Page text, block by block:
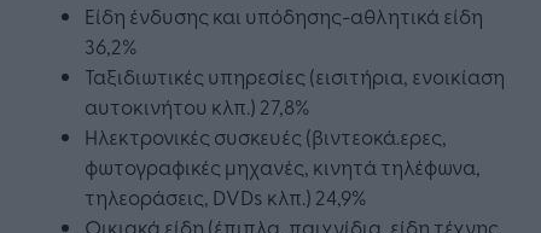
Είδη ένδυσης και υπόδησης-αθλητικά είδη
36,2%
Ταξιδιωτικές υπηρεσίες (εισιτήρια, ενοικίαση
αυτοκινήτου κλπ.) 27,8%
Ηλεκτρονικές συσκευές (βιντεοκά.ερες,
φωτογραφικές μηχανές, κινητά τηλέφωνα,
τηλεοράσεις, DVDs κλπ.) 24,9%
Οικιακά είδη (έπιπλα, παιχνίδια, είδη τέχνης,